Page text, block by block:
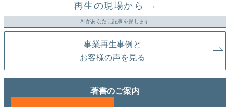
再生の現場から →
AIがあなたに記事を探します
事業再生事例と
お客様の声を見る
著書のご案内